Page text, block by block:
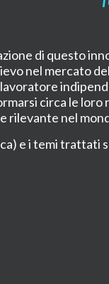
di questo
nel mercato
circa le loro
rilevante nel
e i temi trattati